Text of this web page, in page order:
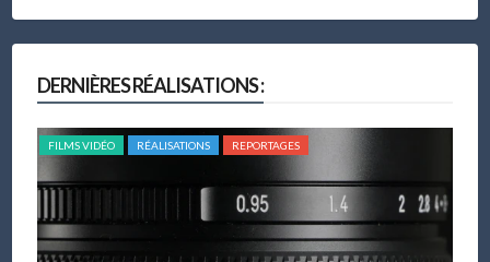
DERNIÈRES RÉALISATIONS :
FILMS VIDÉO RÉALISATIONS REPORTAGES